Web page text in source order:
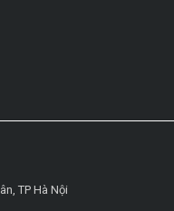
TP Hà Nội